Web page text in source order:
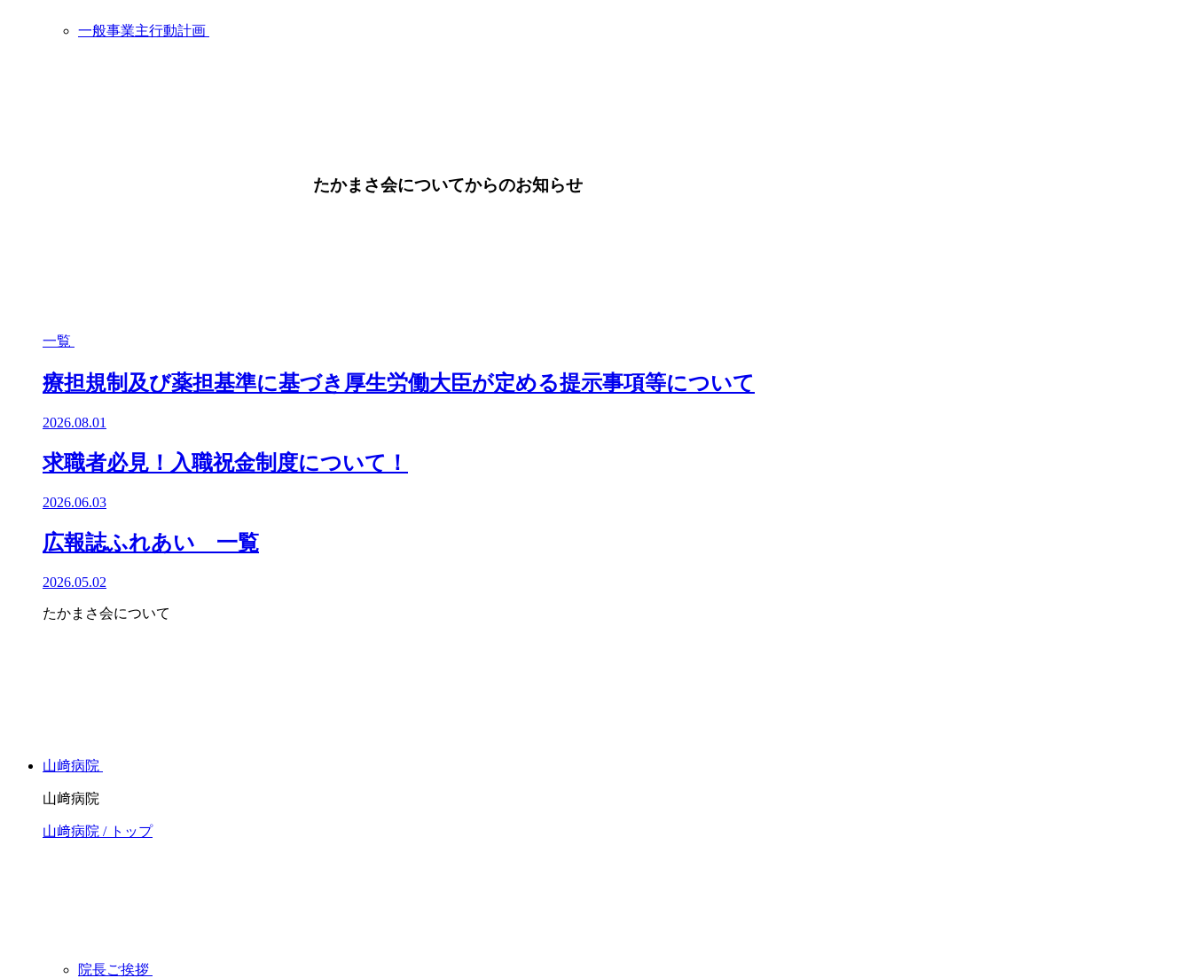
一般事業主行動計画
たかまさ会についてからのお知らせ
一覧
療担規制及び薬担基準に基づき厚生労働大臣が定める提示事項等について
2026.08.01
求職者必見！入職祝金制度について！
2026.06.03
広報誌ふれあい 一覧
2026.05.02
たかまさ会について
山﨑病院
山﨑病院
山﨑病院 / トップ
院長ご挨拶